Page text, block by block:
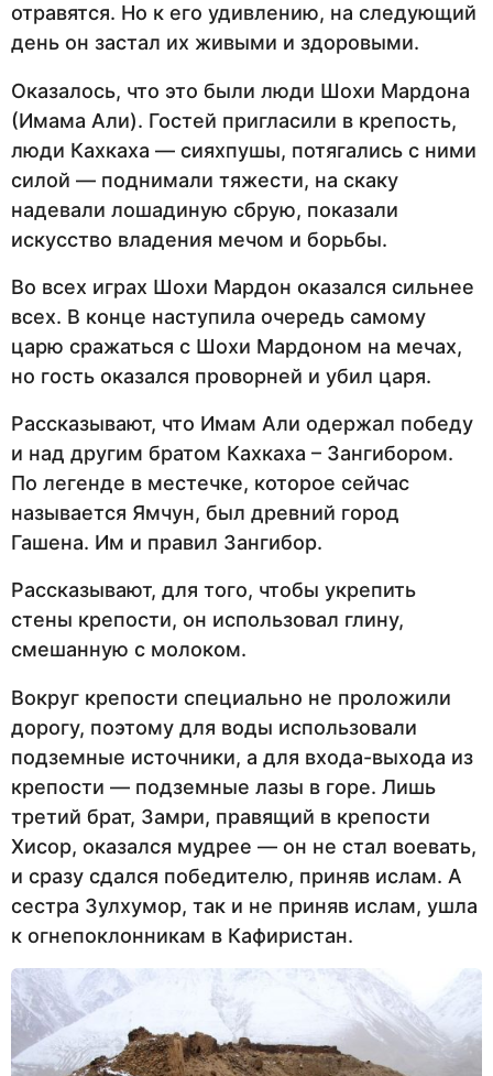
отравятся. Но к его удивлению, на следующий
день он застал их живыми и здоровыми.
Оказалось, что это были люди Шохи Мардона
(Имама Али). Гостей пригласили в крепость,
люди Кахкаха — сияхпушы, потягались с ними
силой — поднимали тяжести, на скаку
надевали лошадиную сбрую, показали
искусство владения мечом и борьбы.
Во всех играх Шохи Мардон оказался сильнее
всех. В конце наступила очередь самому
царю сражаться с Шохи Мардоном на мечах,
но гость оказался проворней и убил царя.
Рассказывают, что Имам Али одержал победу
и над другим братом Кахкаха – Зангибором.
По легенде в местечке, которое сейчас
называется Ямчун, был древний город
Гашена. Им и правил Зангибор.
Рассказывают, для того, чтобы укрепить
стены крепости, он использовал глину,
смешанную с молоком.
Вокруг крепости специально не проложили
дорогу, поэтому для воды использовали
подземные источники, а для входа-выхода из
крепости — подземные лазы в горе. Лишь
третий брат, Замри, правящий в крепости
Хисор, оказался мудрее — он не стал воевать,
и сразу сдался победителю, приняв ислам. А
сестра Зулхумор, так и не приняв ислам, ушла
к огнепоклонникам в Кафиристан.